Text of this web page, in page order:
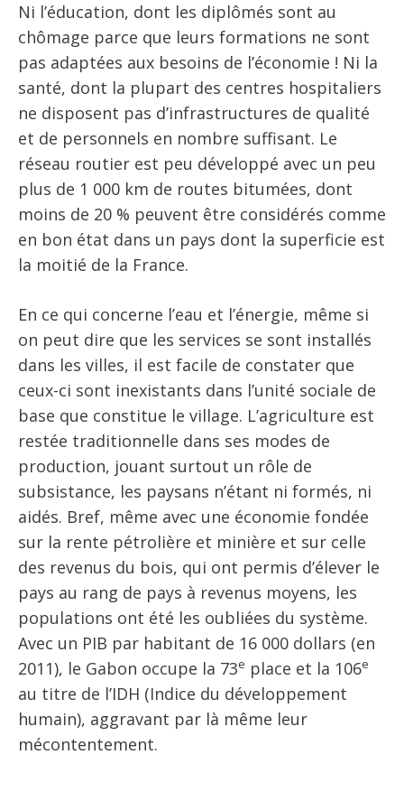
Ni l’éducation, dont les diplômés sont au
chômage parce que leurs formations ne sont
pas adaptées aux besoins de l’économie ! Ni la
santé, dont la plupart des centres hospitaliers
ne disposent pas d’infrastructures de qualité
et de personnels en nombre suffisant. Le
réseau routier est peu développé avec un peu
plus de 1 000 km de routes bitumées, dont
moins de 20 % peuvent être considérés comme
en bon état dans un pays dont la superficie est
la moitié de la France.
En ce qui concerne l’eau et l’énergie, même si
on peut dire que les services se sont installés
dans les villes, il est facile de constater que
ceux-ci sont inexistants dans l’unité sociale de
base que constitue le village. L’agriculture est
restée traditionnelle dans ses modes de
production, jouant surtout un rôle de
subsistance, les paysans n’étant ni formés, ni
aidés. Bref, même avec une économie fondée
sur la rente pétrolière et minière et sur celle
des revenus du bois, qui ont permis d’élever le
pays au rang de pays à revenus moyens, les
populations ont été les oubliées du système.
Avec un PIB par habitant de 16 000 dollars (en
2011), le Gabon occupe la 73e place et la 106e
au titre de l’IDH (Indice du développement
humain), aggravant par là même leur
mécontentement.